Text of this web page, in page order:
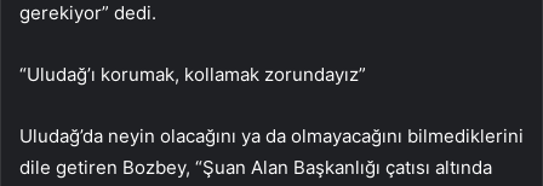
gerekiyor” dedi.
“Uludağ’ı korumak, kollamak zorundayız”
Uludağ’da neyin olacağını ya da olmayacağını bilmediklerini
dile getiren Bozbey, “Şuan Alan Başkanlığı çatısı altında